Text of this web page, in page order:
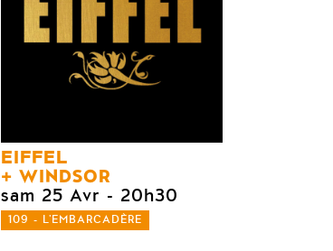
EIFFEL
WINDSOR
sam 25 Avr - 20h30
109 - L'EMBARCADÈRE